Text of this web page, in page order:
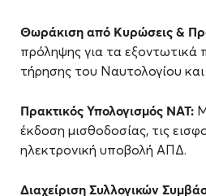
Θωράκιση από Κυρώσεις &
πρόληψης για τα εξοντωτικά
τήρησης του Ναυτολογίου
Πρακτικός Υπολογισμός ΝΑΤ:
έκδοση μισθοδοσίας, τις
ηλεκτρονική υποβολή ΑΠΔ.
Διαχείριση Συλλογικών